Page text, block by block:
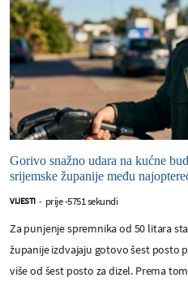
Gorivo snažno udara na kućne
srijemske županije među
VIJESTI - prije -5751 sekundi
Za punjenje spremnika od 50 litara
županije izdvajaju gotovo šest posto
više od šest posto za dizel. Prema